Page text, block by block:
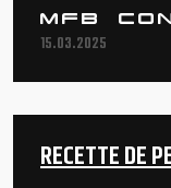
MFB
15.03.2025
RECETTE DE